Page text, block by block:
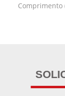
Comprimento